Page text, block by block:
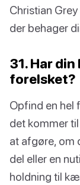
Christian
der behager
31. Har
forelsket?
Opfind en hel
det kommer
at afgøre, om
del eller en
holdning til